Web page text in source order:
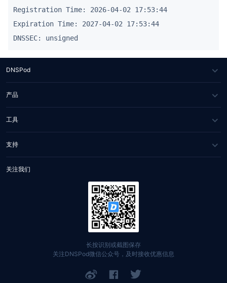
Registration Time: 2026-04-02 17:53:44
Expiration Time: 2027-04-02 17:53:44
DNSPod
关于我们
媒体报道
合作伙伴
联系我们
产品
DNS 云解析
IGTM
HTTPDNS
工具
网站健康检测
WHOIS 查询
支持
服务与支持
关注我们
长按识别或截图保存
关注DNSPod微信公众号，及时接收优惠信息